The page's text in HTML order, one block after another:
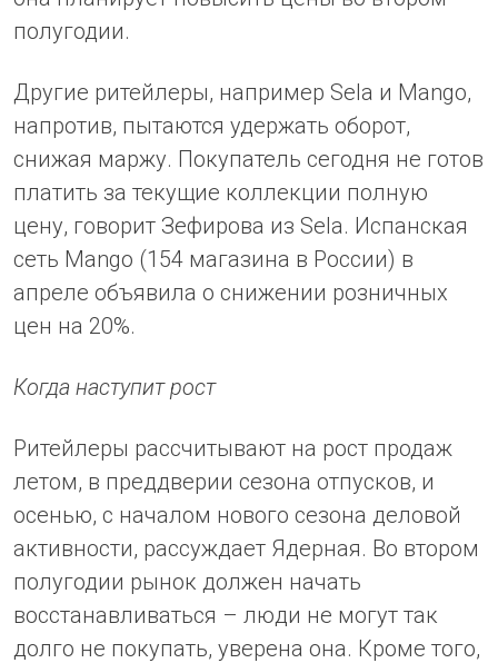
полугодии.
Другие ритейлеры, например Sela и Mango,
напротив, пытаются удержать оборот,
снижая маржу. Покупатель сегодня не готов
платить за текущие коллекции полную
цену, говорит Зефирова из Sela. Испанская
сеть Mango (154 магазина в России) в
апреле объявила о снижении розничных
цен на 20%.
Когда наступит рост
Ритейлеры рассчитывают на рост продаж
летом, в преддверии сезона отпусков, и
осенью, с началом нового сезона деловой
активности, рассуждает Ядерная. Во втором
полугодии рынок должен начать
восстанавливаться – люди не могут так
долго не покупать, уверена она. Кроме того,